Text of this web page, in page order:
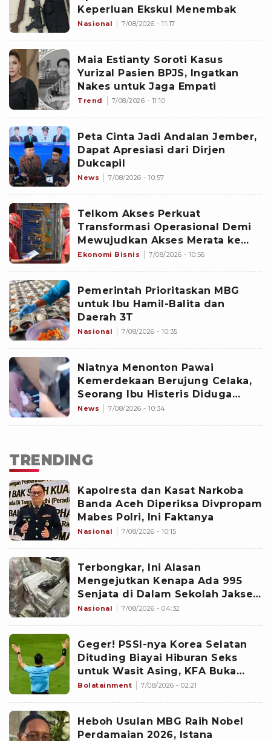
Keperluan Ekskul Menembak
Nasional 7/08/2026 - 11:17
Maia Estianty Soroti Kasus
Yurizal Pasien BPJS, Ingatkan
Nakes untuk Jaga Empati
Trend 7/08/2026 - 11:10
Peta Cinta Jadi Andalan Jember,
Dapat Apresiasi dari Dirjen
Dukcapil
News 7/08/2026 - 10:57
Telkom Akses Perkuat
Transformasi Operasional Demi
Mewujudkan Akses Merata ke
Seluruh Negeri
Ekonomi Bisnis 7/08/2026 - 10:56
Pemerintah Prioritaskan MBG
untuk Ibu Hamil-Balita dan
Daerah 3T
Nasional 7/08/2026 - 10:35
Niatnya Menonton Pawai
Kemerdekaan Berujung Celaka,
Seorang Ibu Histeris Diduga
Ditabrak Oknum Polisi
News 7/08/2026 - 10:34
TRENDING
Kapolresta dan Kasat Narkoba
Banda Aceh Diperiksa Divpropam
Mabes Polri, Ini Faktanya
Nasional 7/08/2026 - 10:15
Terbongkar, Ini Alasan
Mengejutkan Kenapa Ada 995
Senjata di Dalam Sekolah Jaksel
Sejak 2020
Nasional 7/08/2026 - 04:32
Geger! PSSI-nya Korea Selatan
Dituding Biayai Hiburan Seks
untuk Wasit Asing, KFA Buka
Suara
Bolatainment 7/08/2026 - 02:21
Heboh Usulan MBG Raih Nobel
Perdamaian 2026, Istana